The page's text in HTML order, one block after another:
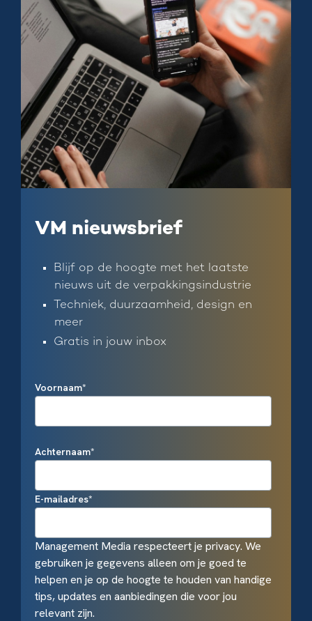
VM nieuwsbrief
Blijf op de hoogte met het laatste
nieuws uit de verpakkingsindustrie
Techniek, duurzaamheid, design en
meer
Gratis in jouw inbox
Voornaam*
Achternaam*
E-mailadres*
Management Media respecteert je privacy. We
gebruiken je gegevens alleen om je goed te
helpen en je op de hoogte te houden van handige
tips, updates en aanbiedingen die voor jou
relevant zijn.